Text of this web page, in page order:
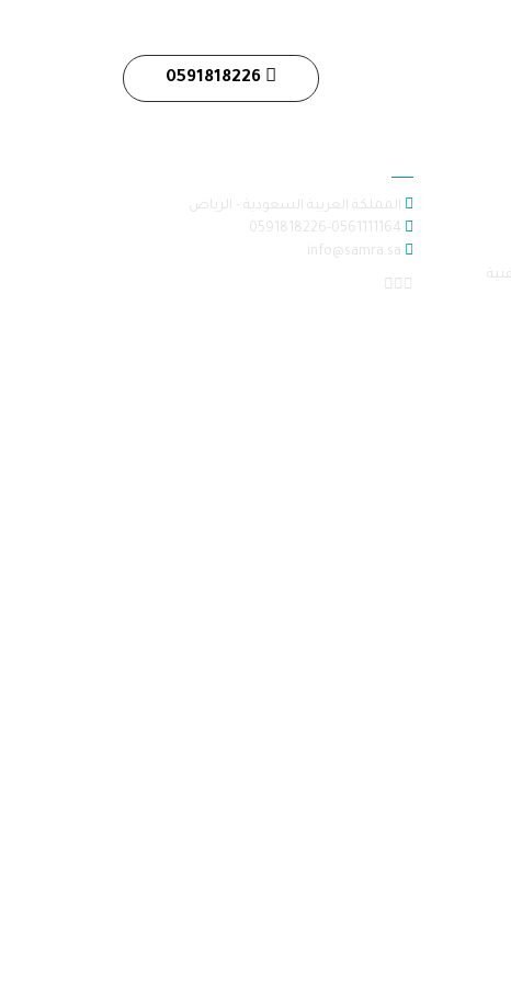
0591818226
المملكة العربية السعودية - الرياض
info@samra.sa